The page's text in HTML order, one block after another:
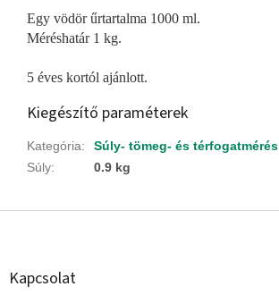
Egy vödör űrtartalma 1000 ml.
Méréshatár 1 kg.
5 éves kortól ajánlott.
Kiegészítő paraméterek
Kategória:
Súly- tömeg- és térfogatmérés
Súly: 0.9 kg
L
Kapcsolat